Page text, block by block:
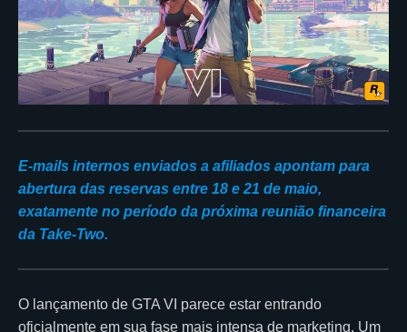
E-mails internos enviados a afiliados apontam para
abertura das reservas entre 18 e 21 de maio,
exatamente no período da próxima reunião financeira
da Take-Two.
O lançamento de GTA VI parece estar entrando
oficialmente em sua fase mais intensa de marketing. Um